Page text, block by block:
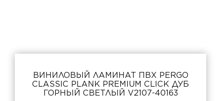
ДлинаВИНИЛОВЫЙ ЛАМИНАТ ПВХ PERGO
CLASSIC PLANK PREMIUM CLICK ДУБ
ГОРНЫЙ СВЕТЛЫЙ V2107-40163